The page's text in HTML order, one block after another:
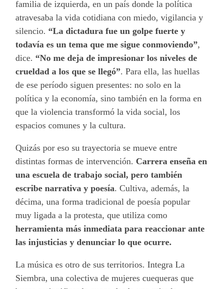
familia de izquierda, en un país donde la política
atravesaba la vida cotidiana con miedo, vigilancia y
silencio. “La dictadura fue un golpe fuerte y
todavía es un tema que me sigue conmoviendo”,
dice. “No me deja de impresionar los niveles de
crueldad a los que se llegó”. Para ella, las huellas
de ese período siguen presentes: no solo en la
política y la economía, sino también en la forma en
que la violencia transformó la vida social, los
espacios comunes y la cultura.
Quizás por eso su trayectoria se mueve entre
distintas formas de intervención. Carrera enseña en
una escuela de trabajo social, pero también
escribe narrativa y poesía. Cultiva, además, la
décima, una forma tradicional de poesía popular
muy ligada a la protesta, que utiliza como
herramienta más inmediata para reaccionar ante
las injusticias y denunciar lo que ocurre.
La música es otro de sus territorios. Integra La
Siembra, una colectiva de mujeres cuequeras que